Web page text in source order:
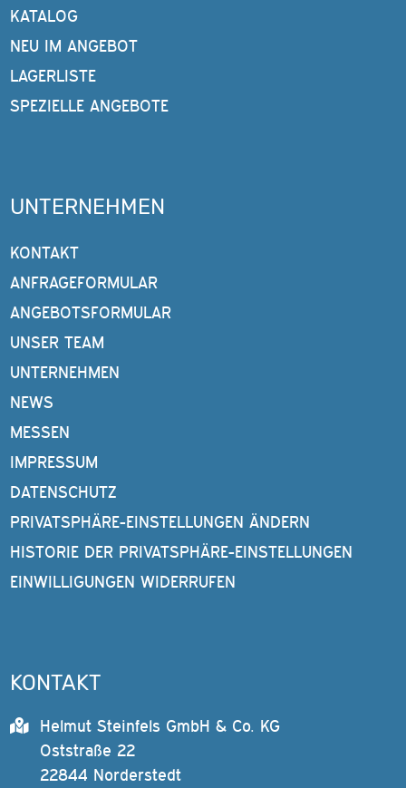
KATALOG
NEU IM ANGEBOT
LAGERLISTE
SPEZIELLE ANGEBOTE
UNTERNEHMEN
KONTAKT
ANFRAGEFORMULAR
ANGEBOTSFORMULAR
UNSER TEAM
UNTERNEHMEN
NEWS
MESSEN
IMPRESSUM
DATENSCHUTZ
PRIVATSPHÄRE-EINSTELLUNGEN ÄNDERN
HISTORIE DER PRIVATSPHÄRE-EINSTELLUNGEN
EINWILLIGUNGEN WIDERRUFEN
KONTAKT
Helmut Steinfels GmbH & Co. KG
Oststraße 22
22844 Norderstedt